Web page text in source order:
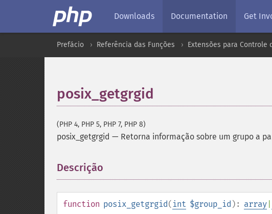
Downloads Documentation Get
Prefácio Referência das Funções Extensões para Controle
posix_getgrgid
(PHP 4, PHP 5, PHP 7, PHP 8)
posix_getgrgid — Retorna informação sobre um grupo a
Descrição
function posix_getgrgid( int $group_id ): array